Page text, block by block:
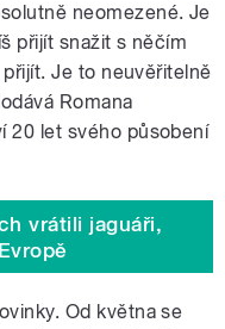
neomezené. Je
přijít snažit s něčím
Je to neuvěřitelně
Romana
20 let svého působení
vrátili jaguáři,
Od května se